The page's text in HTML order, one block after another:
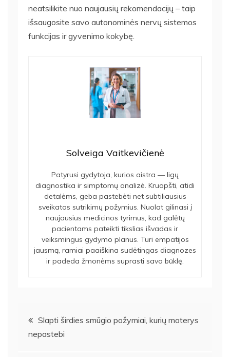
neatsilikite nuo naujausių rekomendacijų – taip
išsaugosite savo autonominės nervų sistemos
funkcijas ir gyvenimo kokybę.
Solveiga Vaitkevičienė
Patyrusi gydytoja, kurios aistra — ligų
diagnostika ir simptomų analizė. Kruopšti, atidi
detalėms, geba pastebėti net subtiliausius
sveikatos sutrikimų požymius. Nuolat gilinasi į
naujausius medicinos tyrimus, kad galėtų
pacientams pateikti tikslias išvadas ir
veiksmingus gydymo planus. Turi empatijos
jausmą, ramiai paaiškina sudėtingas diagnozes
ir padeda žmonėms suprasti savo būklę.
Navigacija
tarp
Slapti širdies smūgio požymiai, kurių moterys
nepastebi